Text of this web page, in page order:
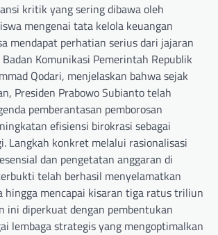
kritik yang sering dibawa oleh
mengenai tata kelola keuangan
mendapat perhatian serius dari jajaran
Komunikasi Pemerintah Republik
Qodari, menjelaskan bahwa sejak
Presiden Prabowo Subianto telah
pemberantasan pemborosan
efisiensi birokrasi sebagai
Langkah konkret melalui rasionalisasi
dan pengetatan anggaran di
telah berhasil menyelamatkan
hingga mencapai kisaran tiga ratus triliun
ini diperkuat dengan pembentukan
lembaga strategis yang mengoptimalkan